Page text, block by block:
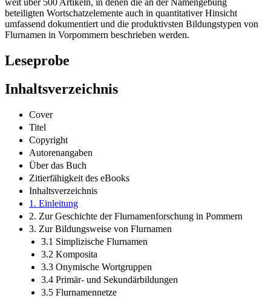
weit über 500 Artikeln, in denen die an der Namengebung
beteiligten Wortschatzelemente auch in quantitativer Hinsicht
umfassend dokumentiert und die produktivsten Bildungstypen von
Flurnamen in Vorpommern beschrieben werden.
Leseprobe
Inhaltsverzeichnis
Cover
Titel
Copyright
Autorenangaben
Über das Buch
Zitierfähigkeit des eBooks
Inhaltsverzeichnis
1. Einleitung
2. Zur Geschichte der Flurnamenforschung in Pommern
3. Zur Bildungsweise von Flurnamen
3.1 Simplizische Flurnamen
3.2 Komposita
3.3 Onymische Wortgruppen
3.4 Primär- und Sekundärbildungen
3.5 Flurnamennetze